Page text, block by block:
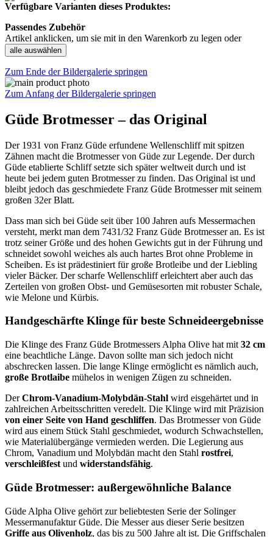
Verfügbare Varianten dieses Produktes:
Passendes Zubehör
Artikel anklicken, um sie mit in den Warenkorb zu legen oder
alle auswählen
Zum Ende der Bildergalerie springen
Zum Anfang der Bildergalerie springen
Güde Brotmesser – das Original
Der 1931 von Franz Güde erfundene Wellenschliff mit spitzen
Zähnen macht die Brotmesser von Güde zur Legende. Der durch
Güde etablierte Schliff setzte sich später weltweit durch und ist
heute bei jedem guten Brotmesser zu finden. Das Original ist und
bleibt jedoch das geschmiedete Franz Güde Brotmesser mit seinem
großen 32er Blatt.
Dass man sich bei Güde seit über 100 Jahren aufs Messermachen
versteht, merkt man dem 7431/32 Franz Güde Brotmesser an. Es ist
trotz seiner Größe und des hohen Gewichts gut in der Führung und
schneidet sowohl weiches als auch hartes Brot ohne Probleme in
Scheiben. Es ist prädestiniert für große Brotleibe und der Liebling
vieler Bäcker. Der scharfe Wellenschliff erleichtert aber auch das
Zerteilen von großen Obst- und Gemüsesorten mit robuster Schale,
wie Melone und Kürbis.
Handgeschärfte Klinge für beste Schneideergebnisse
Die Klinge des Franz Güde Brotmessers Alpha Olive hat mit 32 cm
eine beachtliche Länge. Davon sollte man sich jedoch nicht
abschrecken lassen. Die lange Klinge ermöglicht es nämlich auch,
große Brotlaibe mühelos in wenigen Zügen zu schneiden.
DerChrom-Vanadium-Molybdän-Stahl wird eisgehärtet und in
zahlreichen Arbeitsschritten veredelt. Die Klinge wird mit Präzision
von einer Seite von Hand geschliffen. Das Brotmesser von Güde
wird aus einem Stück Stahl geschmiedet, wodurch Schwachstellen,
wie Materialübergänge vermieden werden. Die Legierung aus
Chrom, Vanadium und Molybdän macht den Stahl rostfrei,
verschleißfest und widerstandsfähig.
Güde Brotmesser: außergewöhnliche Balance
Güde Alpha Olive gehört zur beliebtesten Serie der Solinger
Messermanufaktur Güde. Die Messer aus dieser Serie besitzen
Griffe aus Olivenholz, das bis zu 500 Jahre alt ist. Die Griffschalen